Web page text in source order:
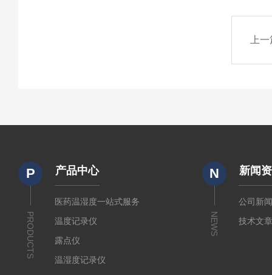
上
P
PRODUCTS
产品中心
医药温湿度一站式服务
温度记录仪
露点仪
温湿度记录仪
N
NEWS
新闻
公司新
技术文